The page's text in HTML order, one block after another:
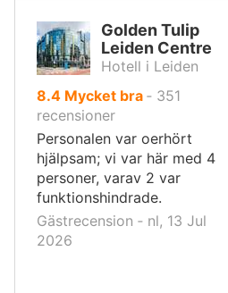
Golden Tulip
Leiden Centre
Hotell i Leiden
8.4av
10,
Mycket bra ‐ 351
recensioner
Personalen var oerhört
hjälpsam; vi var här med 4
personer, varav 2 var
funktionshindrade.
Gästrecension ‐ nl, 13 Jul
2026